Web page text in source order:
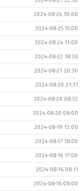
2024-08-26 10:00
2024-08-25 15:00
2024-08-24 11:00
2024-08-22 18:30
2024-08-21 20:30
2024-08-20 21:37
2024-08-20 08:32
2024-08-20 08:00
2024-08-19 12:00
2024-08-17 18:00
2024-08-16 17:00
2024-08-16 08:11
2024-08-16 08:00